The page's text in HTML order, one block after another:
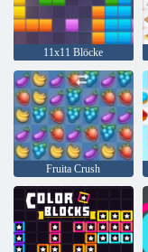
11x11 Blöcke
Fruita Crush